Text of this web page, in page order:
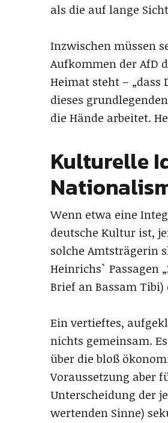
als die auf lange
Inzwischen müssen
Aufkommen der AfD
Heimat steht – „dass
dieses
die Hände arbeitet.
Kulturelle
Wenn etwa eine
deutsche Kultur ist,
solche Amtsträgerin
Heinrichs` Passagen
Brief an Bassam
Ein vertieftes,
nichts gemeinsam.
über die bloß
Voraussetzung aber
Unterscheidung der
wertenden Sinne)